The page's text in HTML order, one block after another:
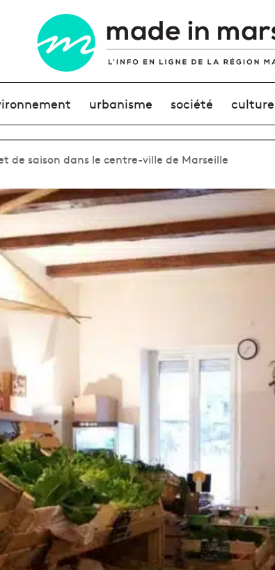
urbanisme société culture
de saison dans le centre-ville de Marseille